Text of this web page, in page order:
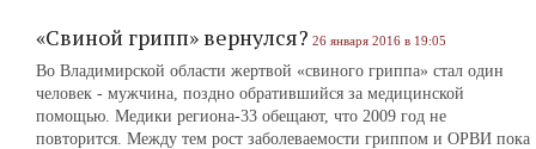
«Свиной грипп» вернулся? 26 января 2016 в 19:05
Во Владимирской области жертвой «свиного гриппа» стал один
человек - мужчина, поздно обратившийся за медицинской
помощью. Медики региона-33 обещают, что 2009 год не
повторится. Между тем рост заболеваемости гриппом и ОРВИ пока